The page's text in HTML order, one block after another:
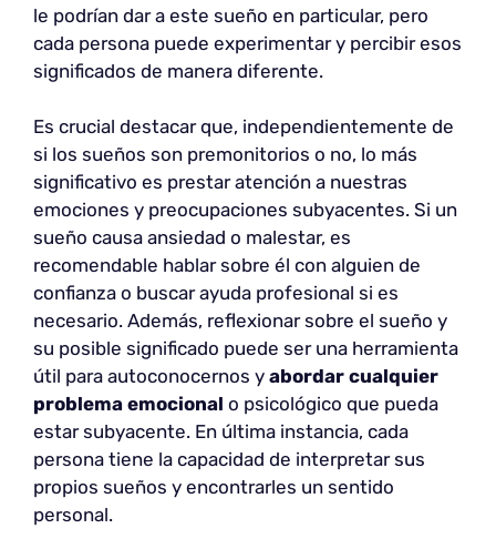
le podrían dar a este sueño en particular, pero
cada persona puede experimentar y percibir esos
significados de manera diferente.
Es crucial destacar que, independientemente de
si los sueños son premonitorios o no, lo más
significativo es prestar atención a nuestras
emociones y preocupaciones subyacentes. Si un
sueño causa ansiedad o malestar, es
recomendable hablar sobre él con alguien de
confianza o buscar ayuda profesional si es
necesario. Además, reflexionar sobre el sueño y
su posible significado puede ser una herramienta
útil para autoconocernos y abordar cualquier
problema emocional o psicológico que pueda
estar subyacente. En última instancia, cada
persona tiene la capacidad de interpretar sus
propios sueños y encontrarles un sentido
personal.